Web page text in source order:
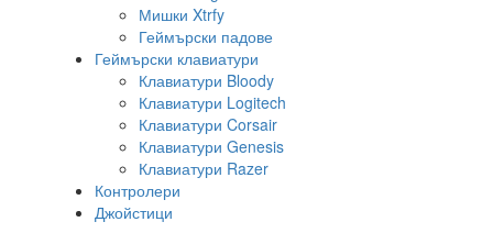
Мишки Xtrfy
Геймърски падове
Геймърски клавиатури
Клавиатури Bloody
Клавиатури Logitech
Клавиатури Corsair
Клавиатури Genesis
Клавиатури Razer
Контролери
Джойстици